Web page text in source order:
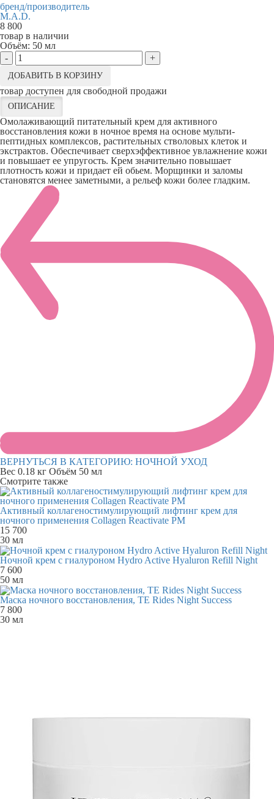
бренд/производитель
M.A.D.
8 800
товар в наличии
Объём: 50 мл
-
+
ДОБАВИТЬ В КОРЗИНУ
товар доступен для свободной продажи
ОПИСАНИЕ
Омолаживающий питательный крем для активного
восстановления кожи в ночное время на основе мульти-
пептидных комплексов, растительных стволовых клеток и
экстрактов. Обеспечивает сверхэффективное увлажнение кожи
и повышает ее упругость. Крем значительно повышает
плотность кожи и придает ей обьем. Морщинки и заломы
становятся менее заметными, а рельеф кожи более гладким.
ВЕРНУТЬСЯ В КАТЕГОРИЮ: НОЧНОЙ УХОД
Вес 0.18 кг Объём 50 мл
Смотрите также
Активный коллагеностимулирующий лифтинг крем для
ночного применения Collagen Reactivate PM
15 700
30 мл
Ночной крем с гиалуроном Hydro Active Hyaluron Refill Night
7 600
50 мл
Маска ночного восстановления, TE Rides Night Success
7 800
30 мл